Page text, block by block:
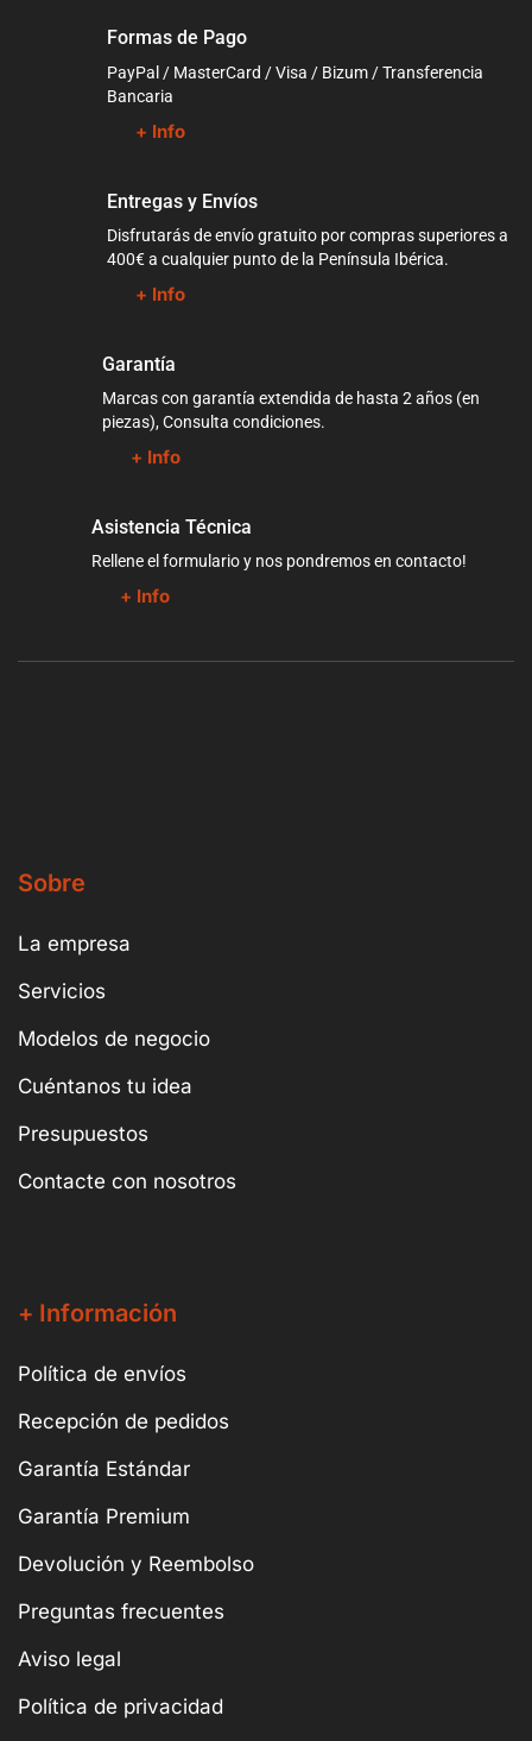
Formas de Pago
PayPal / MasterCard / Visa / Bizum / Transferencia
Bancaria
+ Info
Entregas y Envíos
Disfrutarás de envío gratuito por compras superiores a
400€ a cualquier punto de la Península Ibérica.
+ Info
Garantía
Marcas con garantía extendida de hasta 2 años (en
piezas), Consulta condiciones.
+ Info
Asistencia Técnica
Rellene el formulario y nos pondremos en contacto!
+ Info
Sobre
La empresa
Servicios
Modelos de negocio
Cuéntanos tu idea
Presupuestos
Contacte con nosotros
+ Información
Política de envíos
Recepción de pedidos
Garantía Estándar
Garantía Premium
Devolución y Reembolso
Preguntas frecuentes
Aviso legal
Política de privacidad